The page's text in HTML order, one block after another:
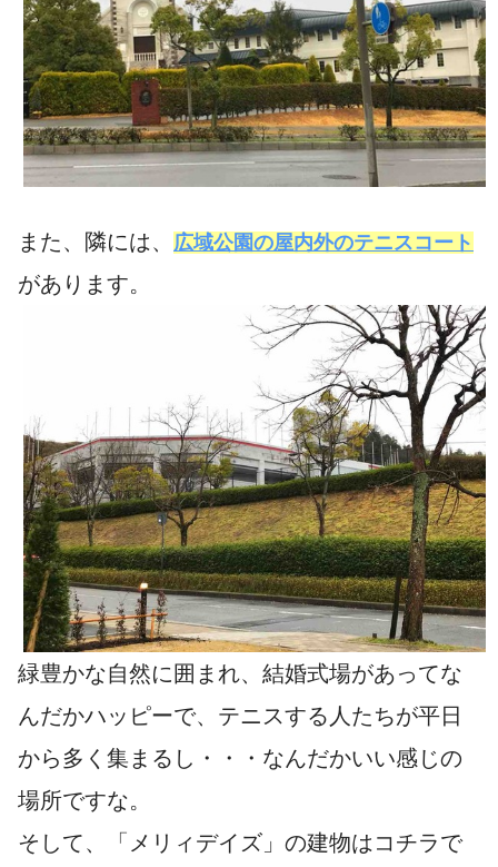
また、隣には、 広域公園の屋内外のテニスコート
があります。
緑豊かな自然に囲まれ、結婚式場があってな
んだかハッピーで、テニスする人たちが平日
から多く集まるし・・・なんだかいい感じの
場所ですな。
そして、「メリィデイズ」の建物はコチラで